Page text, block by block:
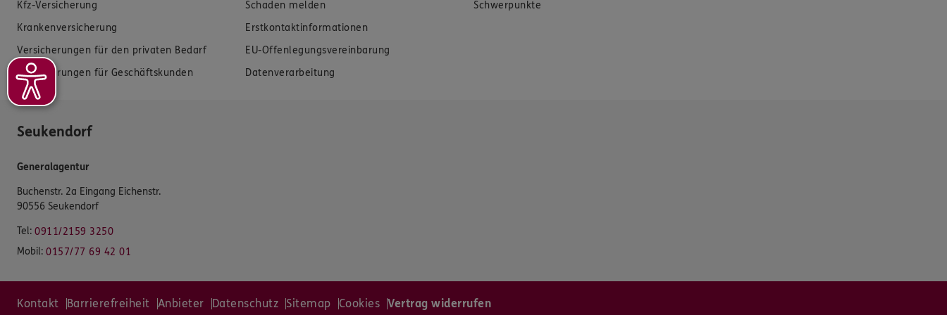
Kfz-Versicherung
Krankenversicherung
Versicherungen für den privaten Bedarf
Versicherungen für Geschäftskunden
Schaden melden
Erstkontaktinformationen
EU-Offenlegungsvereinbarung
Datenverarbeitung
Schwerpunkte
Seukendorf
Generalagentur
Buchenstr. 2a Eingang Eichenstr.
90556 Seukendorf
Tel: 0911/2159 3250
Mobil: 0157/77 69 42 01
Kontakt Barrierefreiheit Anbieter Datenschutz Sitemap Cookies Vertrag widerrufen